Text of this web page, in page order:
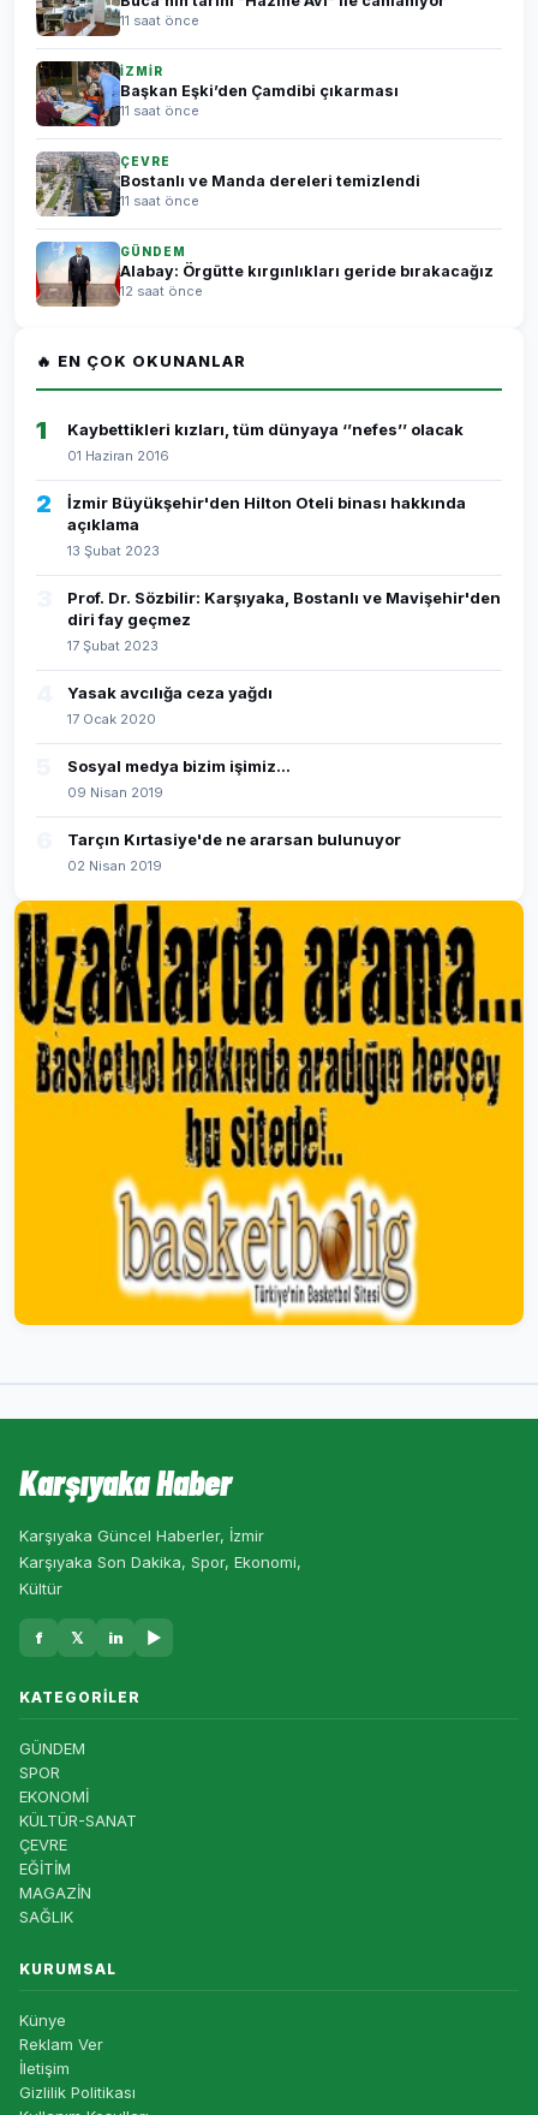
11 saat önce
İZMİR
Başkan Eşki’den Çamdibi çıkarması
11 saat önce
ÇEVRE
Bostanlı ve Manda dereleri temizlendi
11 saat önce
GÜNDEM
Alabay: Örgütte kırgınlıkları geride bırakacağız
12 saat önce
🔥 EN ÇOK OKUNANLAR
1 Kaybettikleri kızları, tüm dünyaya ‘’nefes’’ olacak
01 Haziran 2016
2
İzmir Büyükşehir'den Hilton Oteli binası hakkında
açıklama
13 Şubat 2023
Prof. Dr. Sözbilir: Karşıyaka, Bostanlı ve Mavişehir'den
diri fay geçmez
17 Şubat 2023
Yasak avcılığa ceza yağdı
17 Ocak 2020
Sosyal medya bizim işimiz...
09 Nisan 2019
Tarçın Kırtasiye'de ne ararsan bulunuyor
02 Nisan 2019
Karşıyaka Haber
Karşıyaka Güncel Haberler, İzmir
Karşıyaka Son Dakika, Spor, Ekonomi,
Kültür
f 𝕏 in ▶
KATEGORILER
GÜNDEM
SPOR
EKONOMİ
KÜLTÜR-SANAT
ÇEVRE
EĞİTİM
MAGAZİN
SAĞLIK
KURUMSAL
Künye
Reklam Ver
İletişim
Gizlilik Politikası